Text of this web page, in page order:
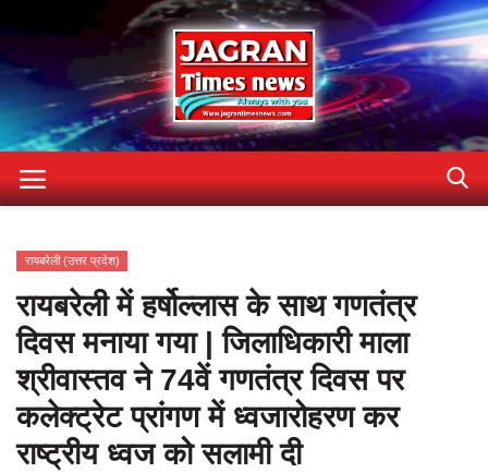
Contact
Gallery
Terms & Conditions
About US
privacy-policy
रायबरेली (उत्तर प्रदेश)
रायबरेली में हर्षोल्लास के साथ गणतंत्र
दिवस मनाया गया | जिलाधिकारी माला
श्रीवास्तव ने 74वें गणतंत्र दिवस पर
कलेक्ट्रेट प्रांगण में ध्वजारोहरण कर
राष्ट्रीय ध्वज को सलामी दी